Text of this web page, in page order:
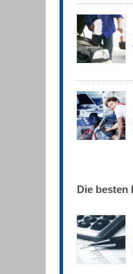
Die besten